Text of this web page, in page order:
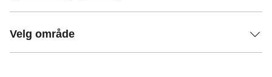
Velg område